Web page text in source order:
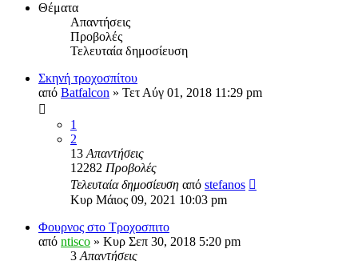
Θέματα
Απαντήσεις
Προβολές
Τελευταία δημοσίευση
Σκηνή τροχοσπίτου
από Batfalcon » Τετ Αύγ 01, 2018 11:29 pm
1
2
13 Απαντήσεις
12282 Προβολές
Τελευταία δημοσίευση από stefanos
Κυρ Μάιος 09, 2021 10:03 pm
Φουρνος στο Τροχοσπιτο
από ntisco » Κυρ Σεπ 30, 2018 5:20 pm
3 Απαντήσεις